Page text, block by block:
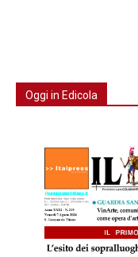
Oggi in Edicola